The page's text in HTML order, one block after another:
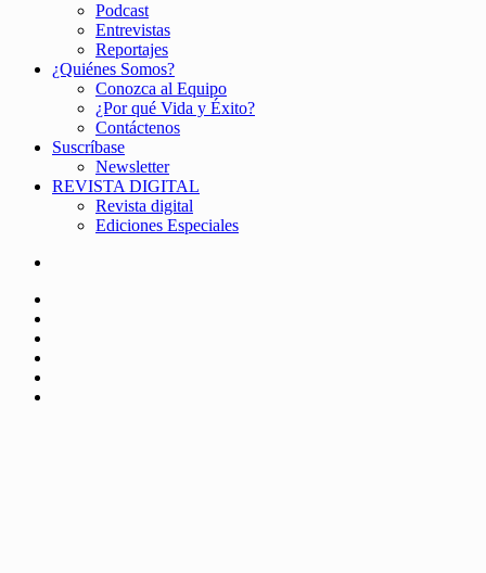
Podcast
Entrevistas
Reportajes
¿Quiénes Somos?
Conozca al Equipo
¿Por qué Vida y Éxito?
Contáctenos
Suscríbase
Newsletter
REVISTA DIGITAL
Revista digital
Ediciones Especiales